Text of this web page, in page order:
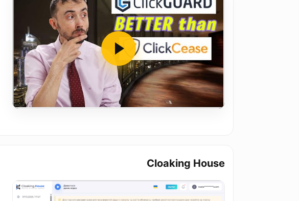
Cloaking House